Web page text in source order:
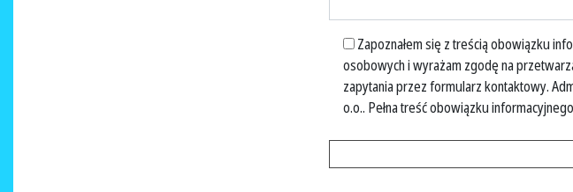
Zapoznałem się z treścią obowiązku
osobowych i wyrażam zgodę na
zapytania przez formularz kontaktowy.
o.o.. Pełna treść obowiązku